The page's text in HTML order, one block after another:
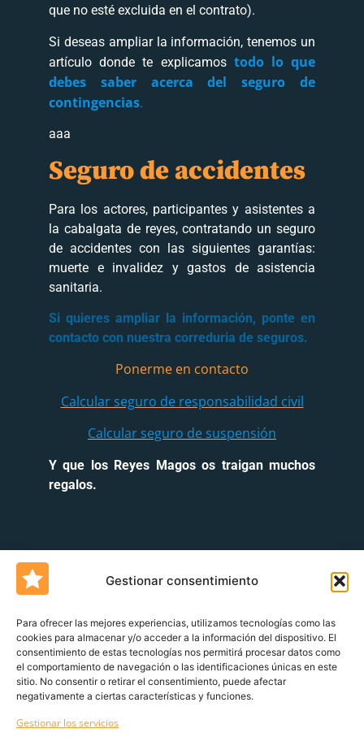
Gestionar consentimiento
Para ofrecer las mejores experiencias, utilizamos tecnologías como las
cookies para almacenar y/o acceder a la información del dispositivo. El
consentimiento de estas tecnologías nos permitirá procesar datos como
el comportamiento de navegación o las identificaciones únicas en este
sitio. No consentir o retirar el consentimiento, puede afectar
negativamente a ciertas características y funciones.
Gestionar los servicios
que no esté excluida en el contrato).
Si deseas ampliar la información, tenemos un
artículo donde te explicamos todo lo que
debes saber acerca del seguro de
contingencias.
aaa
Seguro de accidentes
Para los actores, participantes y asistentes a
la cabalgata de reyes, contratando un seguro
de accidentes con las siguientes garantías:
muerte e invalidez y gastos de asistencia
sanitaria.
Si quieres ampliar la información, ponte en
contacto con nuestra correduria de seguros.
Ponerme en contacto
Calcular seguro de responsabilidad civil
Calcular seguro de suspensión
Y que los Reyes Magos os traigan muchos
regalos.
Un blog deUrquía&Bas
Servicio al cliente Declaración de derechos del cliente